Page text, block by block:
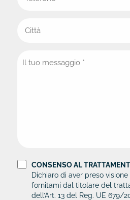
CONSENSO AL
Dichiaro di aver preso visione
fornitami dal titolare del
dell’Art. 13 del Reg. UE 679/